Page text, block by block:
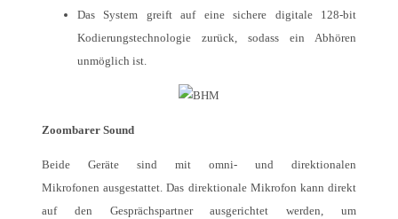
Das System greift auf eine sichere digitale 128-bit
Kodierungstechnologie zurück, sodass ein Abhören
unmöglich ist.
Zoombarer Sound
Beide Geräte sind mit omni- und direktionalen
Mikrofonen ausgestattet. Das direktionale Mikrofon kann direkt
auf den Gesprächspartner ausgerichtet werden, um